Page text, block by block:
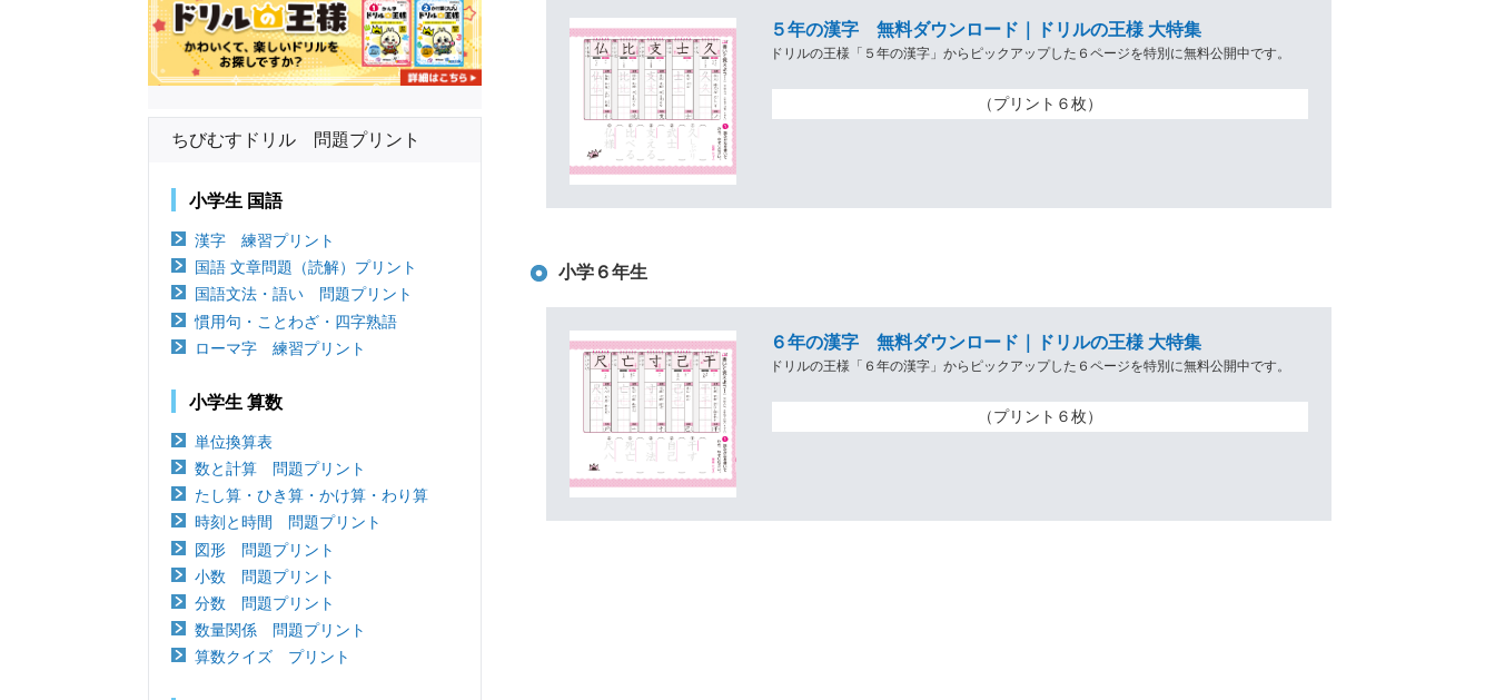
５年の漢字 無料ダウンロード｜ドリルの王様 大特集
ドリルの王様「５年の漢字」からピックアップした６ページを特別に無料公開中です。
（プリント６枚）
小学６年生
６年の漢字 無料ダウンロード｜ドリルの王様 大特集
ドリルの王様「６年の漢字」からピックアップした６ページを特別に無料公開中です。
（プリント６枚）
ちびむすドリル 問題プリント
小学生 国語
漢字 練習プリント
国語 文章問題（読解）プリント
国語文法・語い 問題プリント
慣用句・ことわざ・四字熟語
ローマ字 練習プリント
小学生 算数
単位換算表
数と計算 問題プリント
たし算・ひき算・かけ算・わり算
時刻と時間 問題プリント
図形 問題プリント
小数 問題プリント
分数 問題プリント
数量関係 問題プリント
算数クイズ プリント